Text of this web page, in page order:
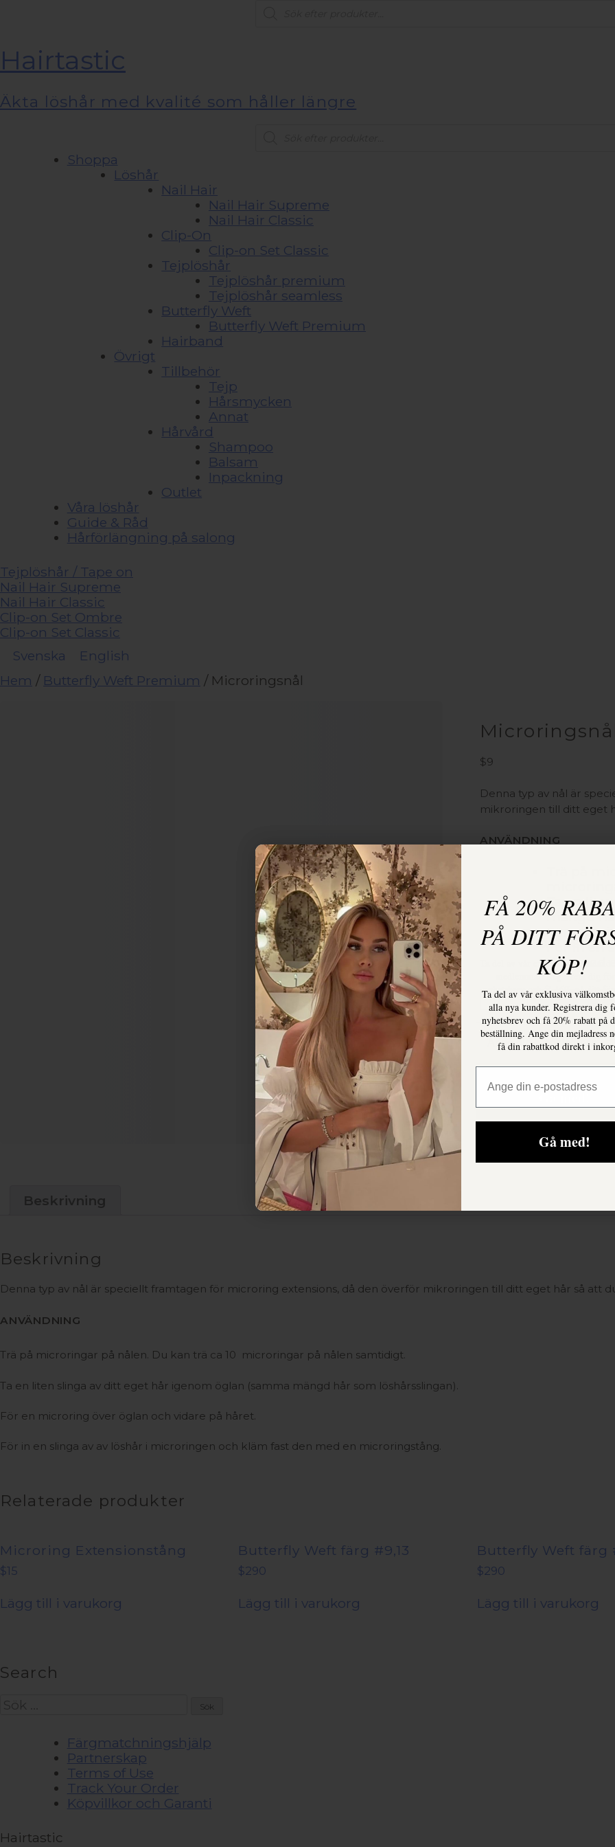
Hairtastic
Äkta löshår med kvalité som håller längre
Shoppa
Löshår
Nail Hair
Nail Hair Supreme
Nail Hair Classic
Clip-On
Clip-on Set Classic
Tejplöshår
Tejplöshår premium
Tejplöshår seamless
Butterfly Weft
Butterfly Weft Premium
Hairband
Övrigt
Tillbehör
Tejp
Hårsmycken
Annat
Hårvård
Shampoo
Balsam
Inpackning
Outlet
Våra löshår
Guide & Råd
Hårförlängning på salong
Tejplöshår / Tape on
Nail Hair Supreme
Nail Hair Classic
Clip-on Set Ombre
Clip-on Set Classic
Svenska
English
Hem / Butterfly Weft Premium / Microringsnål
$9
Denna typ av nål är
mikroringen till ditt eget
ANVÄNDNING
Trä på
Ta en
mängd
För en
För in en
den med
Microringsnål
mängd
Lägg till i varukorg
Kategori:Butterfly
Beskrivning
Beskrivning
Denna typ av nål är speciellt framtagen för microring extensions, då den överför mikroringen till ditt eget hår så att
ANVÄNDNING
Trä på microringar på nålen. Du kan trä ca 10 microringar på nålen samtidigt.
Ta en liten slinga av ditt eget hår igenom öglan (samma mängd hår som löshårsslingan).
För en microring över öglan och vidare på håret.
För in en slinga av av löshår i microringen och kläm fast den med en microringstång.
Relaterade produkter
Microring Extensionstång
$15
Lägg till i varukorg
Butterfly Weft färg #9,13
$290
Lägg till i varukorg
Butterfly Weft färg
$290
Lägg till i varukorg
Search
Färgmatchningshjälp
Partnerskap
Terms of Use
Track Your Order
Köpvillkor och Garanti
Hairtastic
Hairtastic
Ta del av vår exklusiva erbjudande
medlemmar. Registrera dig för
nyhetsbrev och få 15% på ditt
Kod: Nykund15
Email
Gå med!
FÅ 20%
PÅ DITT
KÖP!
Ta del av vår exklusiva
alla nya kunder. Registrera dig
nyhetsbrev och få 20% rabatt på
beställning. Ange din mejladress
få din rabattkod direkt i
Gå med!